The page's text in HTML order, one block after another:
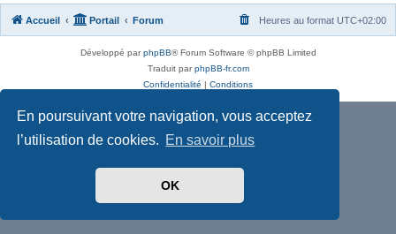
En poursuivant votre navigation, vous acceptez
l’utilisation de cookies. En savoir plus
OK
Accueil Portail Forum Heures au format UTC+02:00
Développé parphpBB® Forum Software © phpBB Limited
Traduit parphpBB-fr.com
Confidentialité | Conditions